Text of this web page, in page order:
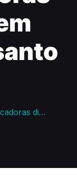
de santo antão